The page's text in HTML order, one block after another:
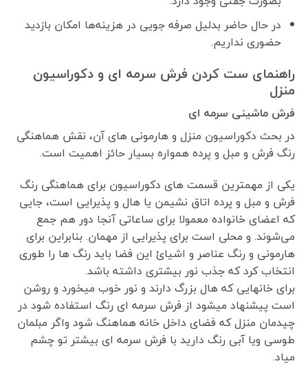
در حال حاضر بدلیل صرفه جویی در هزینه‌ها امکان بازدید
حضوری نداریم.
راهنمای ست کردن فرش سرمه ای و دکوراسیون
منزل
فرش ماشینی سرمه ای
در بحث دکوراسیون منزل و هارمونی های آن، نقش هماهنگی
رنگ فرش و مبل و پرده همواره بسیار حائز اهمیت است.
یکی از مهمترین قسمت های دکوراسیون برای هماهنگی رنگ
فرش و مبل و پرده اتاق نشیمن یا هال و پذیرایی است، جایی
که اعضای خانواده معمولا برای ساعاتی آنجا دور هم جمع
می‌شوند. و محلی است برای پذیرایی از مهمان. بنابراین برای
هارمونی و رنگ عناصر و اشیائ این فضا باید رنگ ها را طوری
انتخاب کرد که جذب نور بیشتری داشته باشد.
برای خانهایی که هال بزرگ دارند و نور خوب میخورد و روشن
است پیشنهاد میشود از فرش سرمه ای رنگ استفاده شود در
چیدمان منزل که فضای داخل خانه هماهنگ شود واگر مبلمان
طوسی ویا آبی رنگ دارید با فرش سرمه ای بیشتر تو چشم
میاد.